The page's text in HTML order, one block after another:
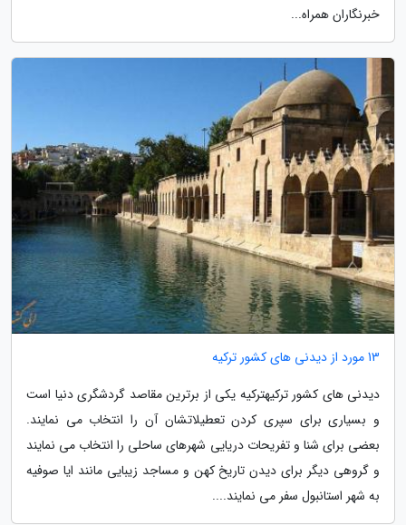
خبرنگاران همراه...
13 مورد از دیدنی های کشور ترکیه
دیدنی های کشور ترکیهترکیه یکی از برترین مقاصد گردشگری دنیا است
و بسیاری برای سپری کردن تعطیلاتشان آن را انتخاب می نمایند.
بعضی برای شنا و تفریحات دریایی شهرهای ساحلی را انتخاب می نمایند
و گروهی دیگر برای دیدن تاریخ کهن و مساجد زیبایی مانند ایا صوفیه
به شهر استانبول سفر می نمایند....